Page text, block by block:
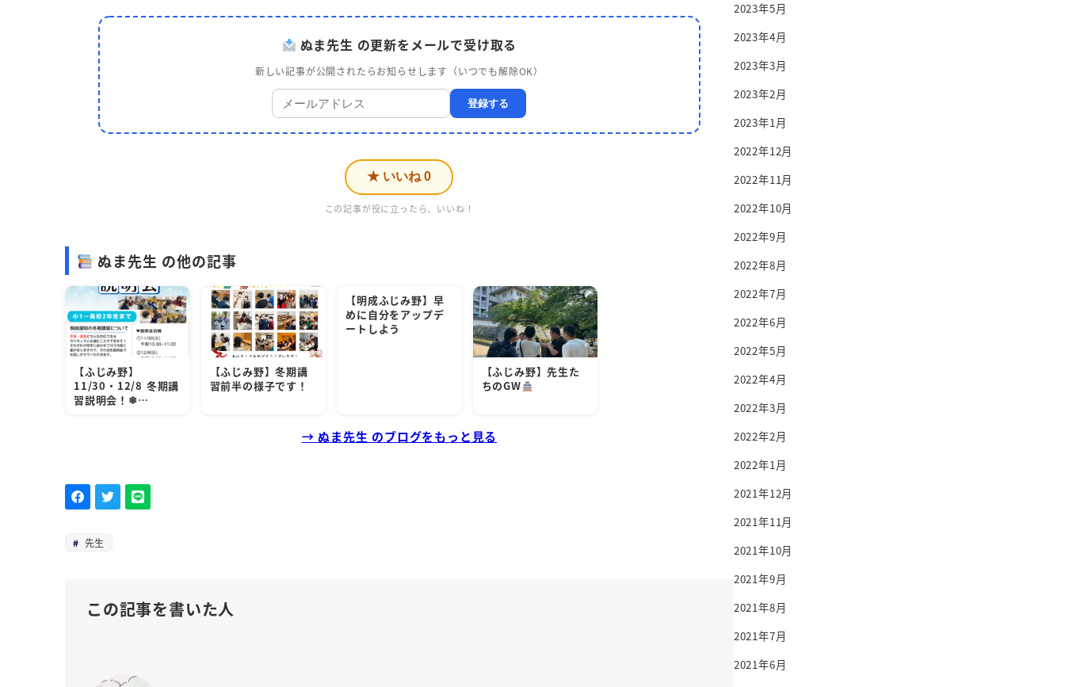
ぬま先生 の更新をメールで受け取る
新しい記事が公開されたらお知らせします（いつでも解除OK）
登録する
★ いいね0
この記事が役に立ったら、いいね！
ぬま先生 の他の記事
【ふじみ野】
11/30・12/8 冬期講
習説明会！❄…
【ふじみ野】冬期講
習前半の様子です！
【明成ふじみ野】早
めに自分をアップデ
ートしよう
【ふじみ野】先生た
ちのGW
→ ぬま先生 のブログをもっと見る
先生
この記事を書いた人
2023年5月
2023年4月
2023年3月
2023年2月
2023年1月
2022年12月
2022年11月
2022年10月
2022年9月
2022年8月
2022年7月
2022年6月
2022年5月
2022年4月
2022年3月
2022年2月
2022年1月
2021年12月
2021年11月
2021年10月
2021年9月
2021年8月
2021年7月
2021年6月